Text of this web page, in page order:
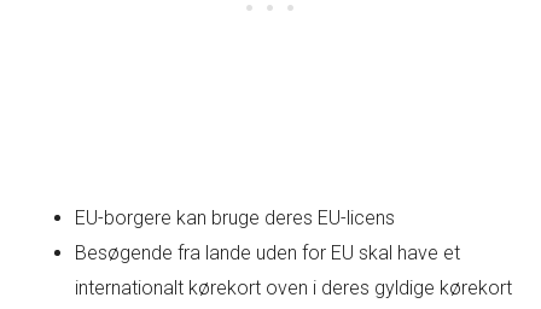
EU-borgere kan bruge deres EU-licens
Besøgende fra lande uden for EU skal have et
internationalt kørekort oven i deres gyldige kørekort